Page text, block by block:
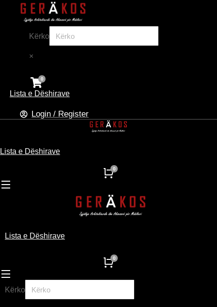
Kërko
×
Lista e Dëshirave
Login / Register
Lista e Dëshirave
Lista e Dëshirave
Kërko